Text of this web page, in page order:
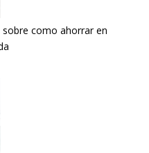
como ahorrar en